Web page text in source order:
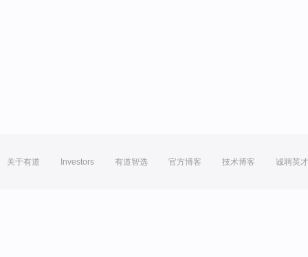
关于有道 Investors 有道智选 官方博客 技术博客 诚聘英才